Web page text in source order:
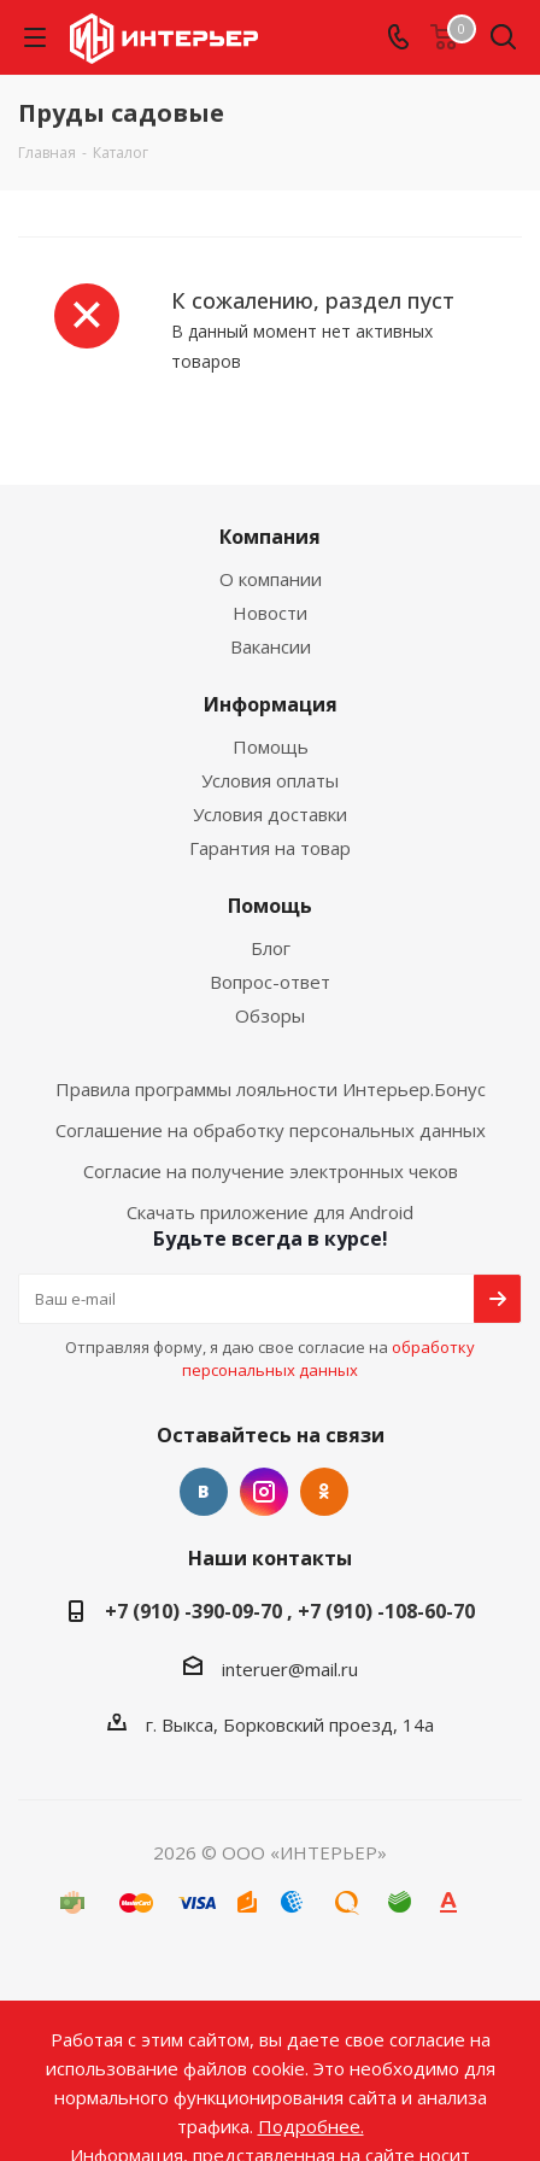
0
Пруды садовые
Главная - Каталог
К сожалению, раздел пуст
В данный момент нет активных
товаров
Компания
О компании
Новости
Вакансии
Информация
Помощь
Условия оплаты
Условия доставки
Гарантия на товар
Помощь
Блог
Вопрос-ответ
Обзоры
Правила программы лояльности Интерьер.Бонус
Соглашение на обработку персональных данных
Согласие на получение электронных чеков
Скачать приложение для Android
Будьте всегда в курсе!
Отправляя форму, я даю свое согласие на обработку
персональных данных
Оставайтесь на связи
Наши контакты
+7 (910) -390-09-70 , +7 (910) -108-60-70
interuer@mail.ru
г. Выкса, Борковский проезд, 14а
2026 © ООО «ИНТЕРЬЕР»
Работая с этим сайтом, вы даете свое согласие на
использование файлов cookie. Это необходимо для
нормального функционирования сайта и анализа
трафика. Подробнее.
Информация, представленная на сайте носит